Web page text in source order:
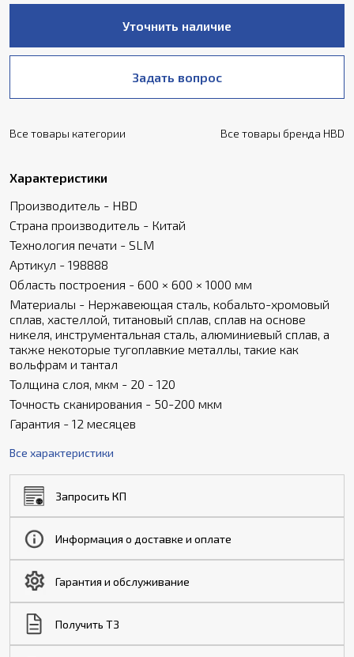
Уточнить наличие
Задать вопрос
Все товары категории Все товары бренда HBD
Характеристики
Производитель - HBD
Страна производитель - Китай
Технология печати - SLM
Артикул - 198888
Область построения - 600 × 600 × 1000 мм
Материалы - Нержавеющая сталь, кобальто-хромовый
сплав, хастеллой, титановый сплав, сплав на основе
никеля, инструментальная сталь, алюминиевый сплав, а
также некоторые тугоплавкие металлы, такие как
вольфрам и тантал
Толщина слоя, мкм - 20 - 120
Точность сканирования - 50-200 мкм
Гарантия - 12 месяцев
Все характеристики
Запросить КП
Информация о доставке и оплате
Гарантия и обслуживание
Получить ТЗ